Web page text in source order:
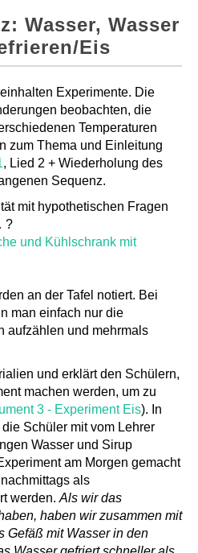
Wasser, Wasser
Eis
Experimente. Die
beobachten, die
Temperaturen
zum Thema und Einleitung
, Lied 2 + Wiederholung des
Sequenz.
mit hypothetischen Fragen
?
und Kühlschrank mit
an der Tafel notiert. Bei
man einfach nur die
aufzählen und mehrmals
und erklärt den Schülern,
machen werden, um zu
3 - Experiment Eis). In
Schüler mit vom Lehrer
Wasser und Sirup
am Morgen gemacht
als
werden. Als wir das
haben wir zusammen mit
Gefäß mit Wasser in den